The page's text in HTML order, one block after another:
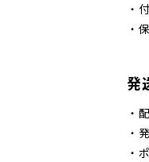
・
・
発
・
・
・